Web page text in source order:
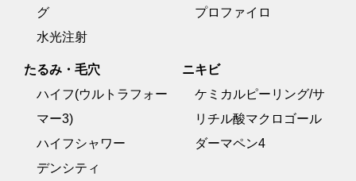
グ
水光注射
プロファイロ
たるみ・毛穴
ハイフ(ウルトラフォー
マー3)
ハイフシャワー
デンシティ
ニキビ
ケミカルピーリング/サ
リチル酸マクロゴール
ダーマペン4